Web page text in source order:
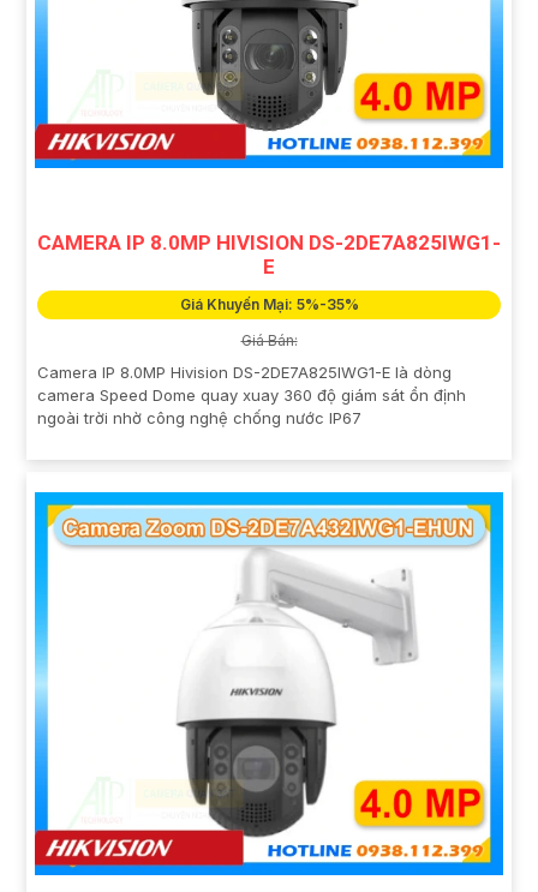
CAMERA IP 8.0MP HIVISION DS-2DE7A825IWG1-
E
Giá Khuyến Mại: 5%-35%
Giá Bán:
Camera IP 8.0MP Hivision DS-2DE7A825IWG1-E là dòng
camera Speed Dome quay xuay 360 độ giám sát ổn định
ngoài trời nhờ công nghệ chống nước IP67